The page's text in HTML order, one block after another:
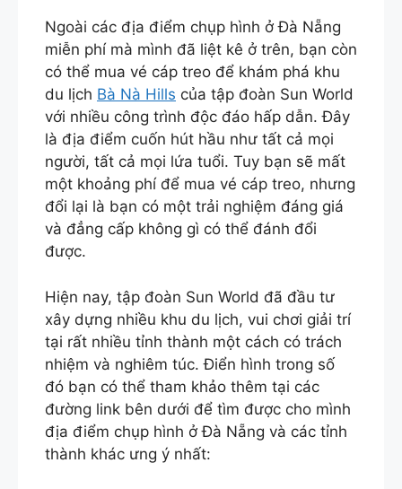
Ngoài các địa điểm chụp hình ở Đà Nẵng
miễn phí mà mình đã liệt kê ở trên, bạn còn
có thể mua vé cáp treo để khám phá khu
du lịch Bà Nà Hills của tập đoàn Sun World
với nhiều công trình độc đáo hấp dẫn. Đây
là địa điểm cuốn hút hầu như tất cả mọi
người, tất cả mọi lứa tuổi. Tuy bạn sẽ mất
một khoảng phí để mua vé cáp treo, nhưng
đổi lại là bạn có một trải nghiệm đáng giá
và đẳng cấp không gì có thể đánh đổi
được.
Hiện nay, tập đoàn Sun World đã đầu tư
xây dựng nhiều khu du lịch, vui chơi giải trí
tại rất nhiều tỉnh thành một cách có trách
nhiệm và nghiêm túc. Điển hình trong số
đó bạn có thể tham khảo thêm tại các
đường link bên dưới để tìm được cho mình
địa điểm chụp hình ở Đà Nẵng và các tỉnh
thành khác ưng ý nhất: